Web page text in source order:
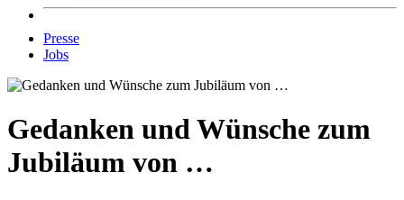
Presse
Jobs
Gedanken und Wünsche zum
Jubiläum von …